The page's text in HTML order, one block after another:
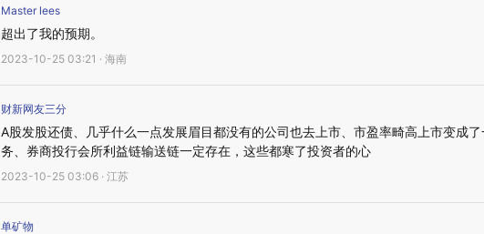
Master lees
超出了我的预期。
2023-10-25 03:21 · 海南
财新网友三分
A股发股还债、几乎什么一点发展眉目都没有的公司也去上市、市盈率畸高上市变成
务、券商投行会所利益链输送链一定存在，这些都寒了投资者的心
2023-10-25 03:06 · 江苏
单矿物